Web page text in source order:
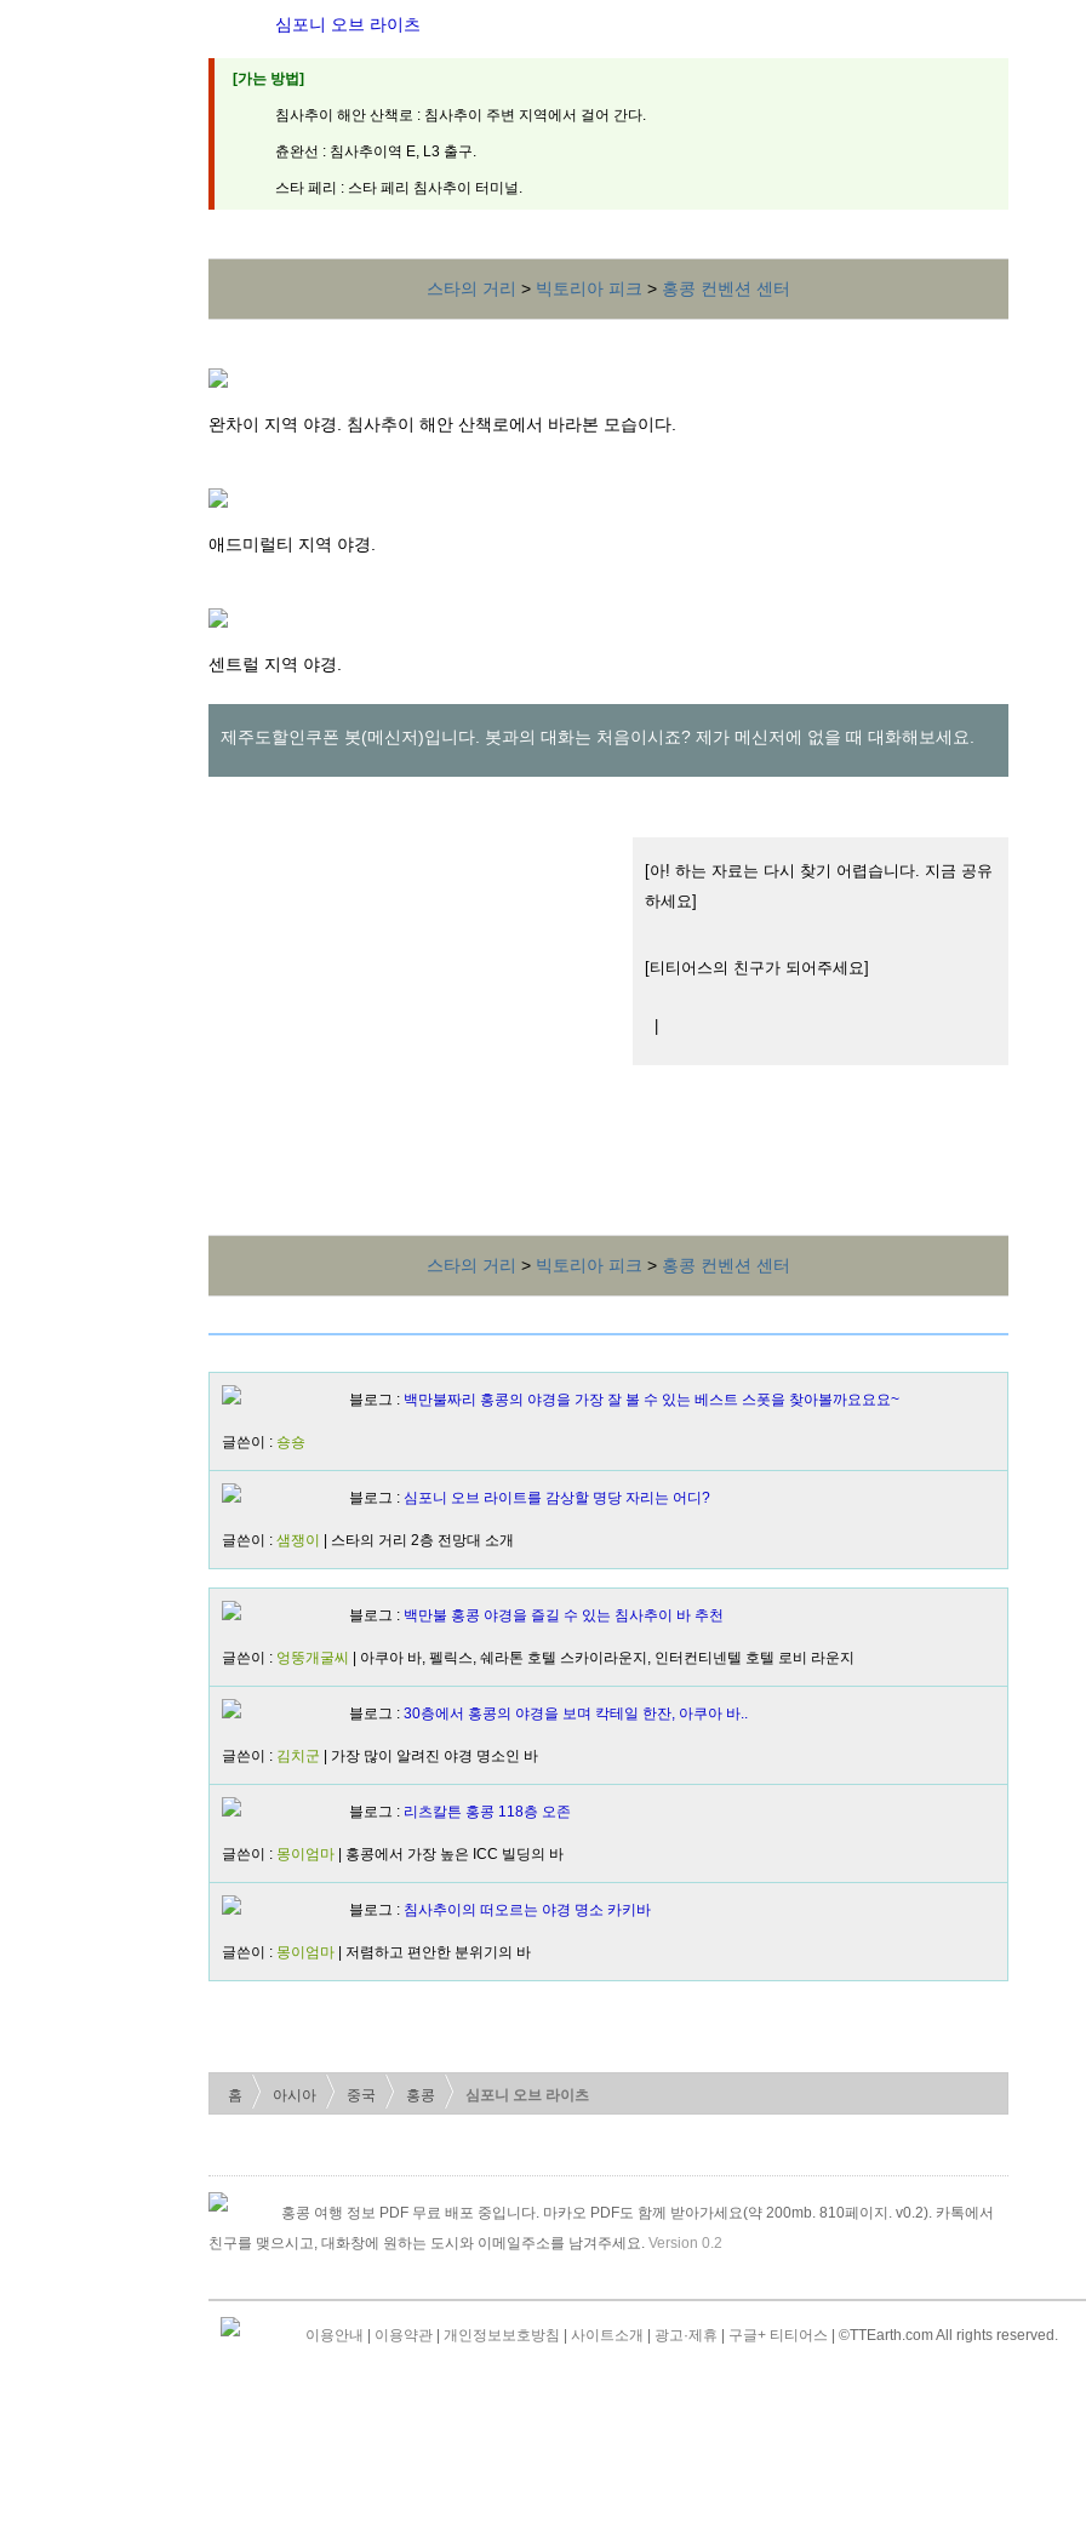
심포니 오브 라이츠
[가는 방법]
침사추이 해안 산책로 : 침사추이 주변 지역에서 걸어 간다.
츈완선 : 침사추이역 E, L3 출구.
스타 페리 : 스타 페리 침사추이 터미널.
스타의 거리 > 빅토리아 피크 > 홍콩 컨벤션 센터
완차이 지역 야경. 침사추이 해안 산책로에서 바라본 모습이다.
애드미럴티 지역 야경.
센트럴 지역 야경.
제주도할인쿠폰 봇(메신저)입니다. 봇과의 대화는 처음이시죠? 제가 메신저에 없을 때 대화해보세요.
[아! 하는 자료는 다시 찾기 어렵습니다. 지금 공유
하세요]
[티티어스의 친구가 되어주세요]
스타의 거리 > 빅토리아 피크 > 홍콩 컨벤션 센터
블로그 : 백만불짜리 홍콩의 야경을 가장 잘 볼 수 있는 베스트 스폿을 찾아볼까요요요~
글쓴이 : 숑숑
블로그 : 심포니 오브 라이트를 감상할 명당 자리는 어디?
글쓴이 : 샘쟁이 | 스타의 거리 2층 전망대 소개
블로그 : 백만불 홍콩 야경을 즐길 수 있는 침사추이 바 추천
글쓴이 : 엉뚱개굴씨 | 아쿠아 바, 펠릭스, 쉐라톤 호텔 스카이라운지, 인터컨티넨텔 호텔 로비 라운지
블로그 : 30층에서 홍콩의 야경을 보며 칵테일 한잔, 아쿠아 바..
글쓴이 : 김치군 | 가장 많이 알려진 야경 명소인 바
블로그 : 리츠칼튼 홍콩 118층 오존
글쓴이 : 몽이엄마 | 홍콩에서 가장 높은 ICC 빌딩의 바
블로그 : 침사추이의 떠오르는 야경 명소 카키바
글쓴이 : 몽이엄마 | 저렴하고 편안한 분위기의 바
홈 아시아 중국 홍콩 심포니 오브 라이츠
홍콩 여행 정보 PDF 무료 배포 중입니다. 마카오 PDF도 함께 받아가세요(약 200mb. 810페이지. v0.2). 카톡에서
친구를 맺으시고, 대화창에 원하는 도시와 이메일주소를 남겨주세요. Version 0.2
이용안내 이용약관 개인정보보호방침 사이트소개 광고·제휴 구글+ 티티어스 | ©TTEarth.com All rights reserved.